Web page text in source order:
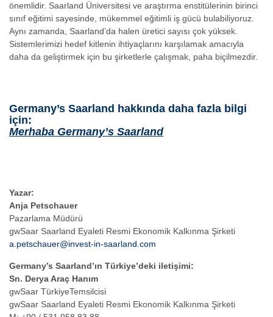
önemlidir. Saarland Üniversitesi ve araştırma enstitülerinin birinci
sınıf eğitimi sayesinde, mükemmel eğitimli iş gücü bulabiliyoruz.
Aynı zamanda, Saarland’da halen üretici sayısı çok yüksek.
Sistemlerimizi hedef kitlenin ihtiyaçlarını karşılamak amacıyla
daha da geliştirmek için bu şirketlerle çalışmak, paha biçilmezdir.
Germany’s Saarland hakkında daha fazla bilgi
için:
Merhaba Germany’s Saarland
Yazar:
Anja Petschauer
Pazarlama Müdürü
gwSaar Saarland Eyaleti Resmi Ekonomik Kalkınma Şirketi
a.petschauer@invest-in-saarland.com
Germany’s Saarland’ın Türkiye’deki iletişimi:
Sn. Derya Araç Hanım
gwSaar TürkiyeTemsilcisi
gwSaar Saarland Eyaleti Resmi Ekonomik Kalkınma Şirketi